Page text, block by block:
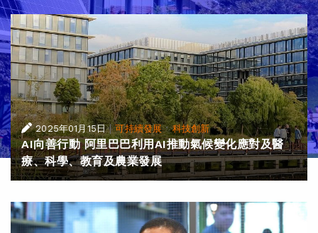
2025年01月15日 |可持續發展·科技創新
AI向善行動 阿里巴巴利用AI推動氣候變化應對及醫
療、科學、教育及農業發展